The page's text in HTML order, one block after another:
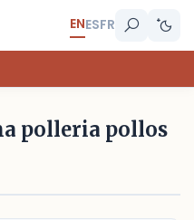
ENESFR
polleria pollos